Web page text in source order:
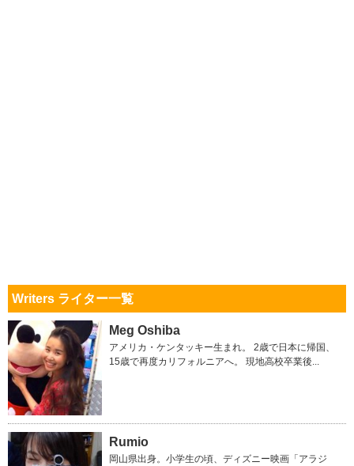
Writers ライター一覧
Meg Oshiba
アメリカ・ケンタッキー生まれ。 2歳で日本に帰国、
15歳で再度カリフォルニアへ。 現地高校卒業後...
Rumio
岡山県出身。小学生の頃、ディズニー映画「アラジ